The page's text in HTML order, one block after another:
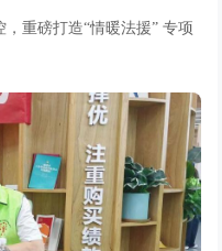
重磅打造“情暖法援” 专项